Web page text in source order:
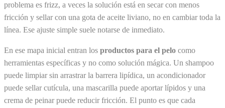
problema es frizz, a veces la solución está en secar con menos
fricción y sellar con una gota de aceite liviano, no en cambiar toda la
línea. Ese ajuste simple suele notarse de inmediato.
En ese mapa inicial entran los productos para el pelo como
herramientas específicas y no como solución mágica. Un shampoo
puede limpiar sin arrastrar la barrera lipídica, un acondicionador
puede sellar cutícula, una mascarilla puede aportar lípidos y una
crema de peinar puede reducir fricción. El punto es que cada